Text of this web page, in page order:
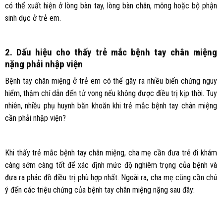
có thể xuất hiện ở lòng bàn tay, lòng bàn chân, mông hoặc bộ phận
sinh dục ở trẻ em.
2. Dấu hiệu cho thấy trẻ mắc bệnh tay chân miệng
nặng phải nhập viện
Bệnh tay chân miệng ở trẻ em có thể gây ra nhiều biến chứng nguy
hiểm, thậm chí dẫn đến tử vong nếu không được điều trị kịp thời. Tuy
nhiên, nhiều phụ huynh băn khoăn khi trẻ mắc bệnh tay chân miệng
cần phải nhập viện?
Khi thấy trẻ mắc bệnh tay chân miệng, cha mẹ cần đưa trẻ đi khám
càng sớm càng tốt để xác định mức độ nghiêm trọng của bệnh và
đưa ra phác đồ điều trị phù hợp nhất. Ngoài ra, cha mẹ cũng cần chú
ý đến các triệu chứng của bệnh tay chân miệng nặng sau đây: